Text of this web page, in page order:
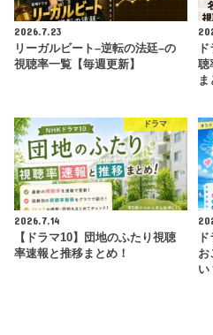
2026.7.23
リーガルビート–逆転の法廷–の
視聴率一覧【毎週更新】
聴
ま
ドラマ
2026.7.14
【ドラマ10】団地のふたり視聴
率速報と推移まとめ！
お
い